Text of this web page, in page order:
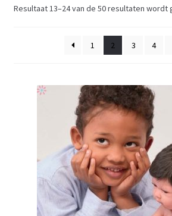
Resultaat 13–24 van de 50 resultaten wordt
1 2 3 4